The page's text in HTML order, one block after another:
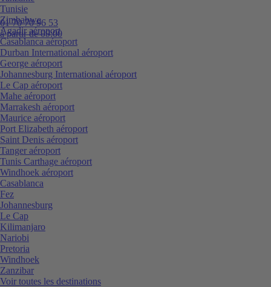
01 70 70 96 53
à partir de 09:00
Tunisie
Zimbabwe
Agadir aéroport
Casablanca aéroport
Durban International aéroport
George aéroport
Johannesburg International aéroport
Le Cap aéroport
Mahe aéroport
Marrakesh aéroport
Maurice aéroport
Port Elizabeth aéroport
Saint Denis aéroport
Tanger aéroport
Tunis Carthage aéroport
Windhoek aéroport
Casablanca
Fez
Johannesburg
Le Cap
Kilimanjaro
Nariobi
Pretoria
Windhoek
Zanzibar
Voir toutes les destinations